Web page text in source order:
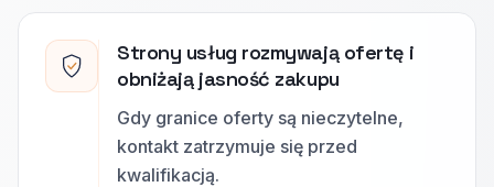
Strony usług rozmywają ofertę i
obniżają jasność zakupu
Gdy granice oferty są nieczytelne,
kontakt zatrzymuje się przed
kwalifikacją.